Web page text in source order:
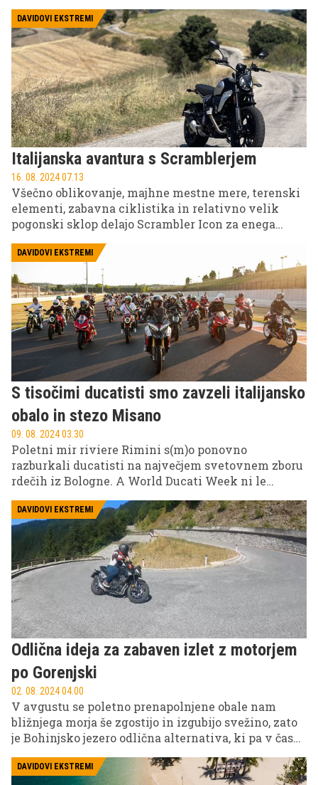
težavnosti ED+ na enega najvišjih
neosemtisočakov. 7952 metrov visok himalajski
velikan je tako dobil šele tretji pristop na vrh, prvi z
zahodne strani.
DAVIDOVI EKSTREMI
Italijanska avantura s Scramblerjem
16. 08. 2024 07.13
Všečno oblikovanje, majhne mestne mere, terenski
elementi, zabavna ciklistika in relativno velik
pogonski sklop delajo Scrambler Icon za enega
vsestranski, je v osnovi namenjen mestni gneči in
primestni popoldanski zabavi. Toda mi smo se ga
odločili spustiti z vajeti med toskanskimi griči.
DAVIDOVI EKSTREMI
S tisočimi ducatisti smo zavzeli italijansko
obalo in stezo Misano
09. 08. 2024 03.30
Poletni mir riviere Rimini s(m)o ponovno
razburkali ducatisti na največjem svetovnem zboru
rdečih iz Bologne. A World Ducati Week ni le
druženja z največjimi dirkaškimi imeni in
možnostjo ne le spremljanja zelo posebne dirke
prvakov, ampak tudi osebne izkušnje dirkališča
Misana. Veter v čeladi in zabava stotisočerih
navijačev na jadranski obali je le še bonus.
DAVIDOVI EKSTREMI
Odlična ideja za zabaven izlet z motorjem
po Gorenjski
02. 08. 2024 04.00
V avgustu se poletno prenapolnjene obale nam
bližnjega morja še zgostijo in izgubijo svežino, zato
je Bohinjsko jezero odlična alternativa, ki pa v času
svetovnega spleta in satelitske navigacije doživlja
še večji kolaps. Zato predlagamo samotnejšo in
DAVIDOVI EKSTREMI